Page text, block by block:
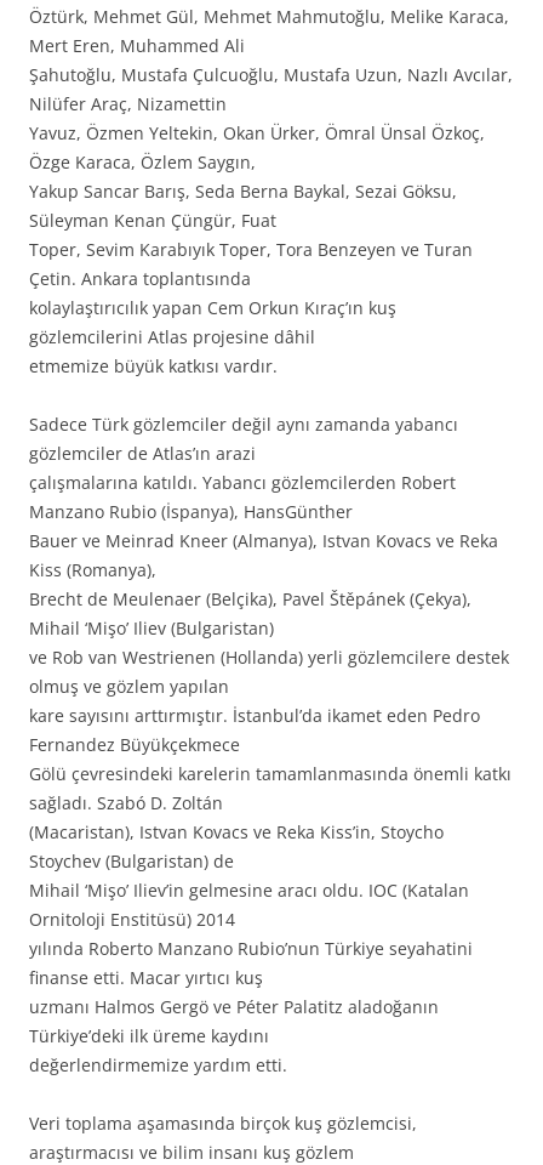
Öztürk, Mehmet Gül, Mehmet Mahmutoğlu, Melike Karaca,
Mert Eren, Muhammed Ali
Şahutoğlu, Mustafa Çulcuoğlu, Mustafa Uzun, Nazlı Avcılar,
Nilüfer Araç, Nizamettin
Yavuz, Özmen Yeltekin, Okan Ürker, Ömral Ünsal Özkoç,
Özge Karaca, Özlem Saygın,
Yakup Sancar Barış, Seda Berna Baykal, Sezai Göksu,
Süleyman Kenan Çüngür, Fuat
Toper, Sevim Karabıyık Toper, Tora Benzeyen ve Turan
Çetin. Ankara toplantısında
kolaylaştırıcılık yapan Cem Orkun Kıraç’ın kuş
gözlemcilerini Atlas projesine dâhil
etmemize büyük katkısı vardır.
Sadece Türk gözlemciler değil aynı zamanda yabancı
gözlemciler de Atlas’ın arazi
çalışmalarına katıldı. Yabancı gözlemcilerden Robert
Manzano Rubio (İspanya), HansGünther
Bauer ve Meinrad Kneer (Almanya), Istvan Kovacs ve Reka
Kiss (Romanya),
Brecht de Meulenaer (Belçika), Pavel Štěpánek (Çekya),
Mihail ‘Mişo’ Iliev (Bulgaristan)
ve Rob van Westrienen (Hollanda) yerli gözlemcilere destek
olmuş ve gözlem yapılan
kare sayısını arttırmıştır. İstanbul’da ikamet eden Pedro
Fernandez Büyükçekmece
Gölü çevresindeki karelerin tamamlanmasında önemli katkı
sağladı. Szabó D. Zoltán
(Macaristan), Istvan Kovacs ve Reka Kiss’in, Stoycho
Stoychev (Bulgaristan) de
Mihail ‘Mişo’ Iliev’in gelmesine aracı oldu. IOC (Katalan
Ornitoloji Enstitüsü) 2014
yılında Roberto Manzano Rubio’nun Türkiye seyahatini
finanse etti. Macar yırtıcı kuş
uzmanı Halmos Gergö ve Péter Palatitz aladoğanın
Türkiye’deki ilk üreme kaydını
değerlendirmemize yardım etti.
Veri toplama aşamasında birçok kuş gözlemcisi,
araştırmacısı ve bilim insanı kuş gözlem